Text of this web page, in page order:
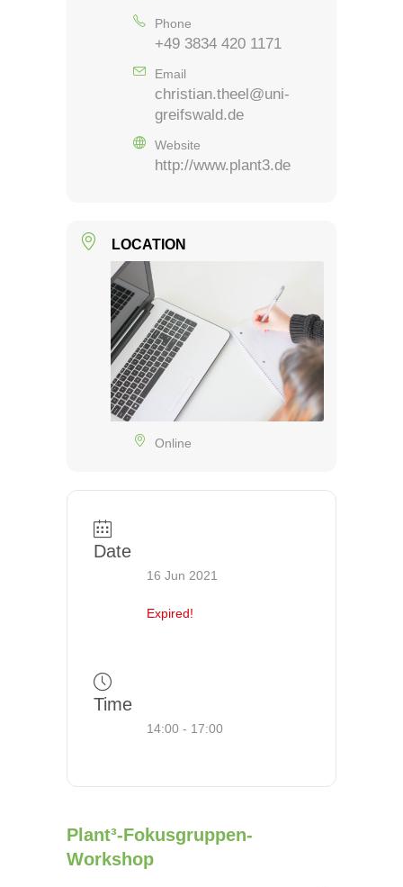
Phone
+49 3834 420 1171
Email
christian.theel@uni-
greifswald.de
Website
http://www.plant3.de
LOCATION
Online
Date
16 Jun 2021
Expired!
Time
14:00 - 17:00
Plant³-Fokusgruppen-
Workshop